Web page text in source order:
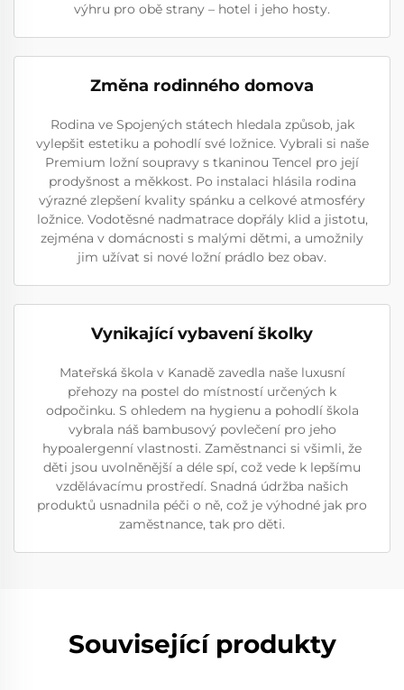
výhru pro obě strany – hotel i jeho hosty.
Změna rodinného domova
Rodina ve Spojených státech hledala způsob, jak
vylepšit estetiku a pohodlí své ložnice. Vybrali si naše
Premium ložní soupravy s tkaninou Tencel pro její
prodyšnost a měkkost. Po instalaci hlásila rodina
výrazné zlepšení kvality spánku a celkové atmosféry
ložnice. Vodotěsné nadmatrace dopřály klid a jistotu,
zejména v domácnosti s malými dětmi, a umožnily
jim užívat si nové ložní prádlo bez obav.
Vynikající vybavení školky
Mateřská škola v Kanadě zavedla naše luxusní
přehozy na postel do místností určených k
odpočinku. S ohledem na hygienu a pohodlí škola
vybrala náš bambusový povlečení pro jeho
hypoalergenní vlastnosti. Zaměstnanci si všimli, že
děti jsou uvolněnější a déle spí, což vede k lepšímu
vzdělávacímu prostředí. Snadná údržba našich
produktů usnadnila péči o ně, což je výhodné jak pro
zaměstnance, tak pro děti.
Související produkty